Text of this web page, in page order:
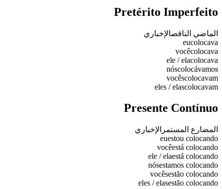
Pretérito Imperfeito
الماضي الناقصالإخباري
eucolocava
vocêcolocava
ele / elacolocava
nóscolocávamos
vocêscolocavam
eles / elascolocavam
Presente Contínuo
المضارع المستمر الإخباري
euestou colocando
vocêestá colocando
ele / elaestá colocando
nósestamos colocando
vocêsestão colocando
eles / elasestão colocando